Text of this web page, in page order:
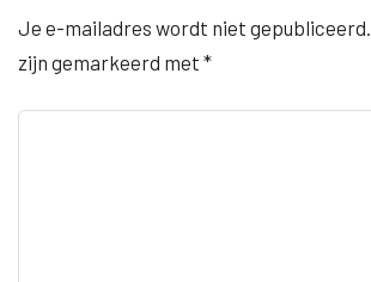
Je e-mailadres wordt niet gepubliceerd.
zijn gemarkeerd met *